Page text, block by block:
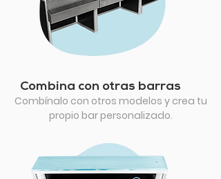
Combina con otras barras
Combínalo con otros modelos y crea tu
propio bar personalizado.